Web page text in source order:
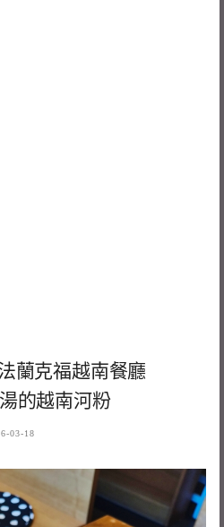
蘭克福越南餐廳
的越南河粉
03-18